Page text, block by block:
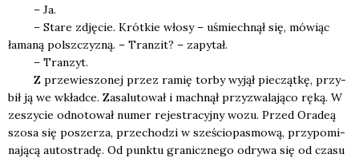
– Ja.
– Sta­re zdję­cie. Krót­kie wło­sy – uśmiech­nął się, mówiąc
łama­ną pol­sz­czy­zną. – Tran­zit? – zapy­tał.
– Tran­zyt.
Z prze­wie­szo­nej przez ramię tor­by wyjął pie­cząt­kę, przy­
bił ją we wkład­ce. Zasa­lu­to­wał i mach­nął przy­zwa­la­ją­co ręką. W
zeszy­cie odno­to­wał numer reje­stra­cyj­ny wozu. Przed Ora­deą
szo­sa się posze­rza, prze­cho­dzi w sze­ścio­pa­smo­wą, przy­po­mi­
na­ją­cą auto­stra­dę. Od punk­tu gra­nicz­ne­go odry­wa się od cza­su